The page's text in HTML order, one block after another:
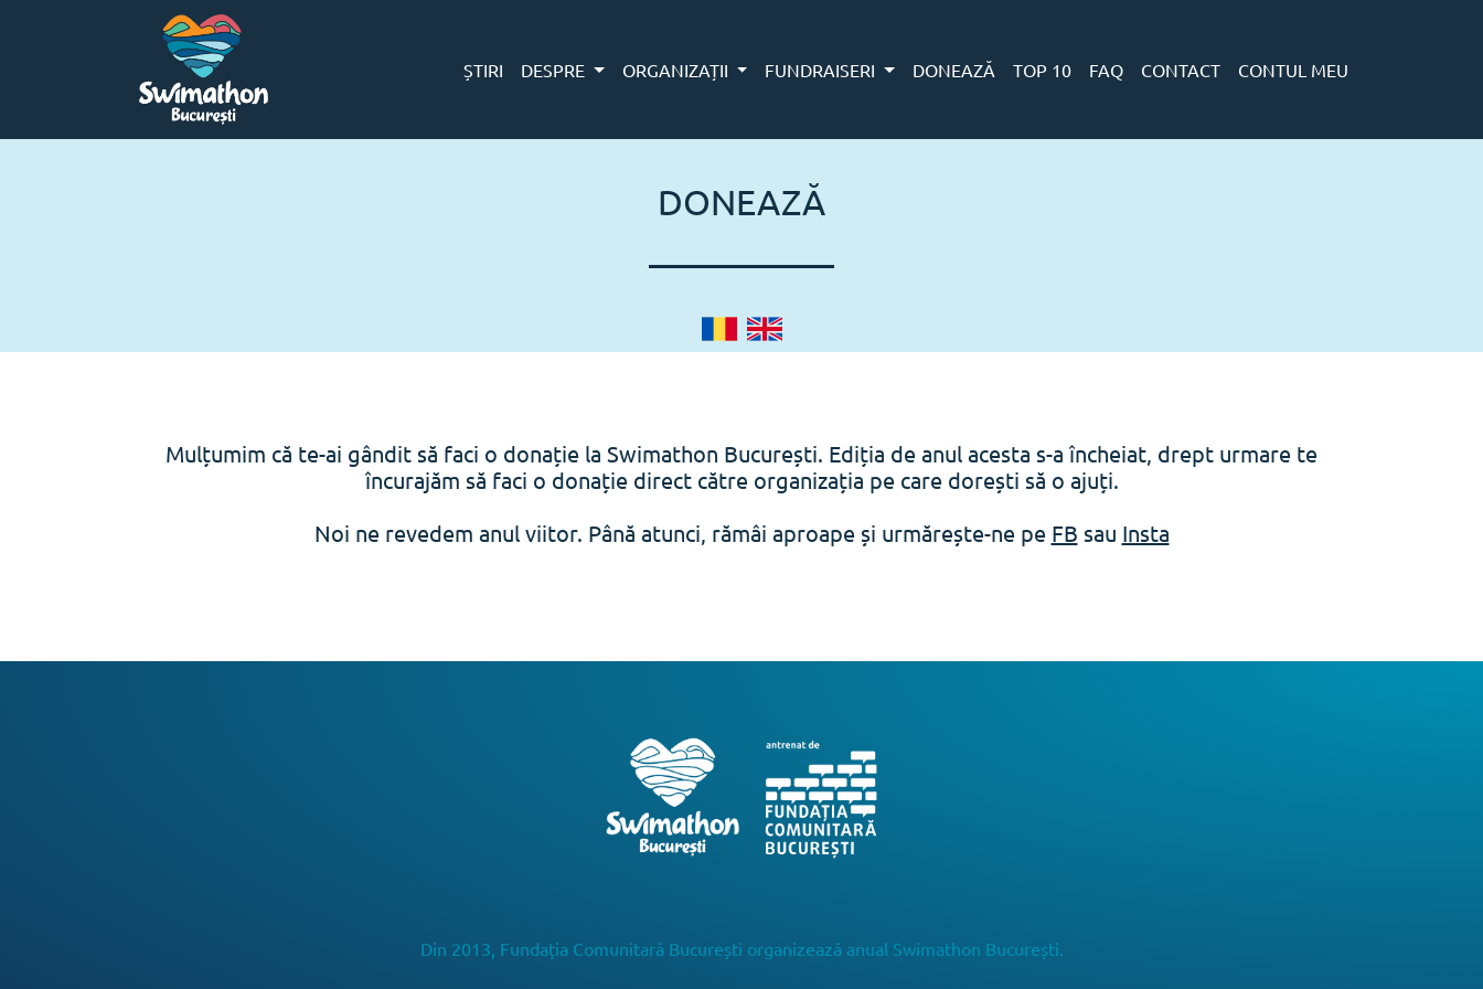
ȘTIRI DESPRE ORGANIZAȚII FUNDRAISERI DONEAZĂ TOP 10 FAQ CONTACT CONTUL MEU
DONEAZĂ
Mulțumim că te-ai gândit să faci o donație la Swimathon București. Ediția de anul acesta s-a încheiat, drept urmare te
încurajăm să faci o donație direct către organizația pe care dorești să o ajuți.
Noi ne revedem anul viitor. Până atunci, rămâi aproape și urmărește-ne pe FB sau Insta
Din 2013, Fundația Comunitară București organizează anual Swimathon București.